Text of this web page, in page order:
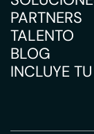
PARTNERS
TALENTO
BLOG
INCLUYE